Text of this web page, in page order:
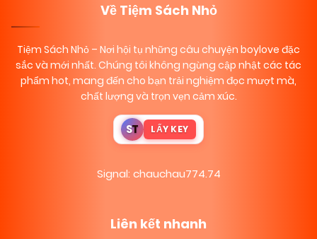
Về Tiệm Sách Nhỏ
Tiệm Sách Nhỏ – Nơi hội tụ những câu chuyện boylove đặc
sắc và mới nhất. Chúng tôi không ngừng cập nhật các tác
phẩm hot, mang đến cho bạn trải nghiệm đọc mượt mà,
chất lượng và trọn vẹn cảm xúc.
ST LẤY KEY
Signal: chauchau774.74
Liên kết nhanh